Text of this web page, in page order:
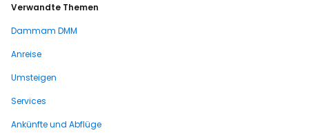
Verwandte Themen
Dammam DMM
Anreise
Umsteigen
Services
Ankünfte und Abflüge